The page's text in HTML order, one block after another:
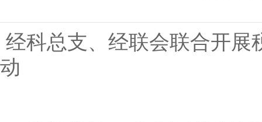
经科总支、经联会联合开展
动